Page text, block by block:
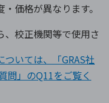
・価格が異なります
、校正機関等で使用さ
いては、「GRAS社
問」のQ11をご覧く